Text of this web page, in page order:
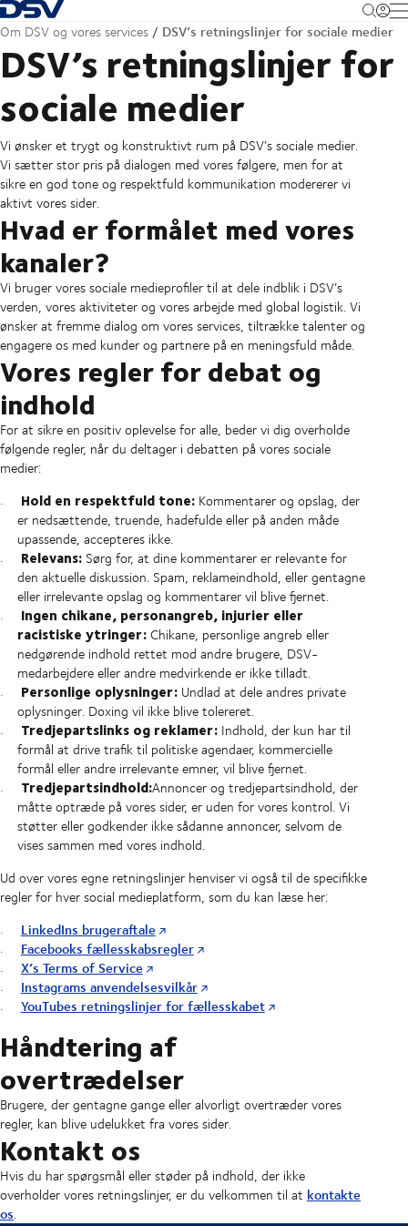
Tilbage til forsiden
Om DSV og vores services DSV’s retningslinjer for sociale medier
DSV’s retningslinjer for
sociale medier
Vi ønsker et trygt og konstruktivt rum på DSV’s sociale medier.
Vi sætter stor pris på dialogen med vores følgere, men for at
sikre en god tone og respektfuld kommunikation modererer vi
aktivt vores sider.
Hvad er formålet med vores
kanaler?
Vi bruger vores sociale medieprofiler til at dele indblik i DSV’s
verden, vores aktiviteter og vores arbejde med global logistik. Vi
ønsker at fremme dialog om vores services, tiltrække talenter og
engagere os med kunder og partnere på en meningsfuld måde.
Vores regler for debat og
indhold
For at sikre en positiv oplevelse for alle, beder vi dig overholde
følgende regler, når du deltager i debatten på vores sociale
medier:
Hold en respektfuld tone:Kommentarer og opslag, der
er nedsættende, truende, hadefulde eller på anden måde
upassende, accepteres ikke.
Relevans:Sørg for, at dine kommentarer er relevante for
den aktuelle diskussion. Spam, reklameindhold, eller gentagne
eller irrelevante opslag og kommentarer vil blive fjernet.
Ingen chikane, personangreb, injurier eller
racistiske ytringer:Chikane, personlige angreb eller
nedgørende indhold rettet mod andre brugere, DSV-
medarbejdere eller andre medvirkende er ikke tilladt.
Personlige oplysninger:Undlad at dele andres private
oplysninger. Doxing vil ikke blive tolereret.
Tredjepartslinks og reklamer:Indhold, der kun har til
formål at drive trafik til politiske agendaer, kommercielle
formål eller andre irrelevante emner, vil blive fjernet.
Tredjepartsindhold:Annoncer og tredjepartsindhold, der
måtte optræde på vores sider, er uden for vores kontrol. Vi
støtter eller godkender ikke sådanne annoncer, selvom de
vises sammen med vores indhold.
Ud over vores egne retningslinjer henviser vi også til de specifikke
regler for hver social medieplatform, som du kan læse her:
LinkedIns brugeraftale
Facebooks fællesskabsregler
X’s Terms of Service
Instagrams anvendelsesvilkår
YouTubes retningslinjer for fællesskabet
Håndtering af
overtrædelser
Brugere, der gentagne gange eller alvorligt overtræder vores
regler, kan blive udelukket fra vores sider.
Kontakt os
Hvis du har spørgsmål eller støder på indhold, der ikke
overholder vores retningslinjer, er du velkommen til at kontakte
os.